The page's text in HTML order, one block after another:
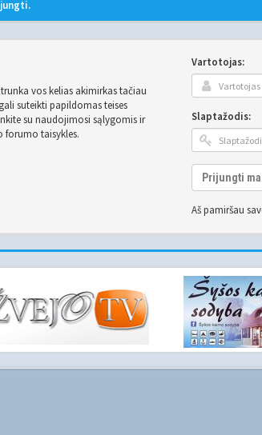
vos kelias akimirkas tačiau
suteikti papildomas teises
su naudojimosi sąlygomis ir
forumo taisykles.
Vartotojas:
Slaptažodis:
Prijungti
Aš pamiršau